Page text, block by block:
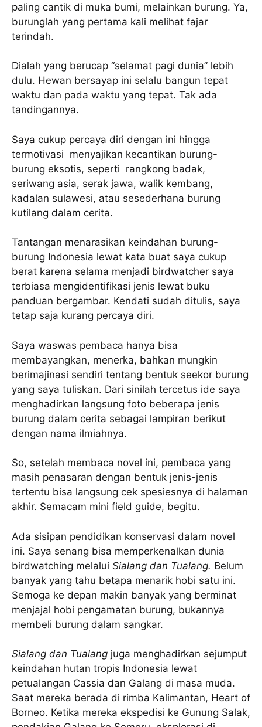
paling cantik di muka bumi, melainkan burung. Ya,
burunglah yang pertama kali melihat fajar
terindah.
Dialah yang berucap “selamat pagi dunia” lebih
dulu. Hewan bersayap ini selalu bangun tepat
waktu dan pada waktu yang tepat. Tak ada
tandingannya.
Saya cukup percaya diri dengan ini hingga
termotivasi menyajikan kecantikan burung-
burung eksotis, seperti rangkong badak,
seriwang asia, serak jawa, walik kembang,
kadalan sulawesi, atau sesederhana burung
kutilang dalam cerita.
Tantangan menarasikan keindahan burung-
burung Indonesia lewat kata buat saya cukup
berat karena selama menjadi birdwatcher saya
terbiasa mengidentifikasi jenis lewat buku
panduan bergambar. Kendati sudah ditulis, saya
tetap saja kurang percaya diri.
Saya waswas pembaca hanya bisa
membayangkan, menerka, bahkan mungkin
berimajinasi sendiri tentang bentuk seekor burung
yang saya tuliskan. Dari sinilah tercetus ide saya
menghadirkan langsung foto beberapa jenis
burung dalam cerita sebagai lampiran berikut
dengan nama ilmiahnya.
So, setelah membaca novel ini, pembaca yang
masih penasaran dengan bentuk jenis-jenis
tertentu bisa langsung cek spesiesnya di halaman
akhir. Semacam mini field guide, begitu.
Ada sisipan pendidikan konservasi dalam novel
ini. Saya senang bisa memperkenalkan dunia
birdwatching melalui Sialang dan Tualang. Belum
banyak yang tahu betapa menarik hobi satu ini.
Semoga ke depan makin banyak yang berminat
menjajal hobi pengamatan burung, bukannya
membeli burung dalam sangkar.
Sialang dan Tualang juga menghadirkan sejumput
keindahan hutan tropis Indonesia lewat
petualangan Cassia dan Galang di masa muda.
Saat mereka berada di rimba Kalimantan, Heart of
Borneo. Ketika mereka ekspedisi ke Gunung Salak,